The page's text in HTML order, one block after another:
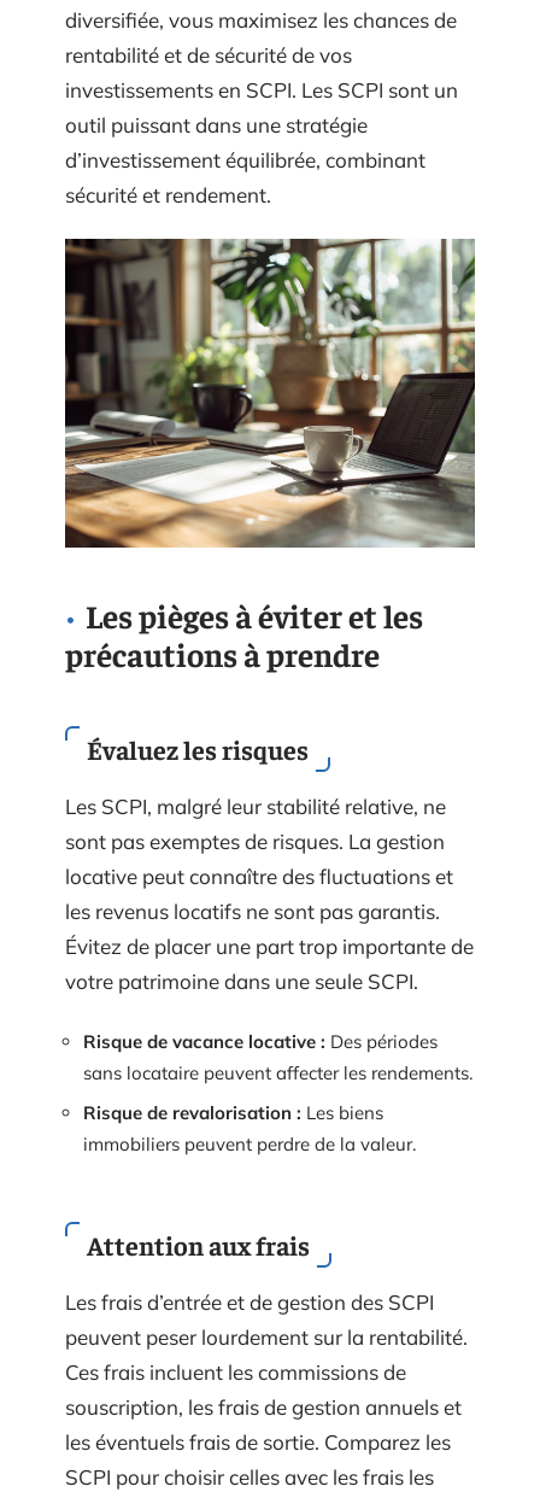
diversifiée, vous maximisez les chances de
rentabilité et de sécurité de vos
investissements en SCPI. Les SCPI sont un
outil puissant dans une stratégie
d’investissement équilibrée, combinant
sécurité et rendement.
Les pièges à éviter et les
précautions à prendre
Évaluez les risques
Les SCPI, malgré leur stabilité relative, ne
sont pas exemptes de risques. La gestion
locative peut connaître des fluctuations et
les revenus locatifs ne sont pas garantis.
Évitez de placer une part trop importante de
votre patrimoine dans une seule SCPI.
Risque de vacance locative : Des périodes
sans locataire peuvent affecter les rendements.
Risque de revalorisation : Les biens
immobiliers peuvent perdre de la valeur.
Attention aux frais
Les frais d’entrée et de gestion des SCPI
peuvent peser lourdement sur la rentabilité.
Ces frais incluent les commissions de
souscription, les frais de gestion annuels et
les éventuels frais de sortie. Comparez les
SCPI pour choisir celles avec les frais les